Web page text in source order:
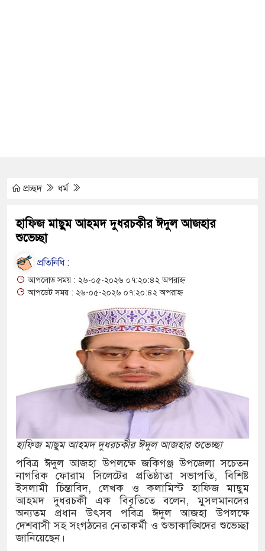
সেনাঘাঁটি ইরান সমর্থিত হুথির নিশানায়,
ইয়ুথ চেঞ্জমেকার্স নেটওয়ার্কের উদ্যোগে
বৃক্ষরোপণ ও চারা বিতরণ কর্মসূচির উদ্বোধন
আক্রান্ত অসহায় রোগীর পাশে পুঠিয়ার এসিল্যান্ড
পরিচয়ে দুইজন আটক, আবারও
‘মতিউর’! সন্দেহজনক চলাফেরায় প্রশ্ন
অনুমোদনহীন দই, মিষ্টি ও ঘি বিক্রেতাকে
বোতল স্ক্যাফসহ নারী মাদক কারবারি গ্রেপ্তার
হওয়া টাকাসহ ২ ছিনতাইকারী গ্রেফতার
দিনব্যাপী উদ্যোক্তা মেলা সমাপ্ত
সবুজ ও নিরাপদ নগরী হিসেবে গড়ে তুলতে
প্রচ্ছদ ধর্ম
হাফিজ মাছুম আহমদ দুধরচকীর ঈদুল আজহার
শুভেচ্ছা
প্রতিনিধি :
আপলোড সময় : ২৬-০৫-২০২৬ ০৭:২০:৪২ অপরাহ্ন
আপডেট সময় : ২৬-০৫-২০২৬ ০৭:২০:৪২ অপরাহ্ন
হাফিজ মাছুম আহমদ দুধরচকীর ঈদুল আজহার শুভেচ্ছা
পবিত্র ঈদুল আজহা উপলক্ষে জকিগঞ্জ উপজেলা সচেতন
নাগরিক ফোরাম সিলেটের প্রতিষ্ঠাতা সভাপতি, বিশিষ্ট
ইসলামী চিন্তাবিদ, লেখক ও কলামিস্ট হাফিজ মাছুম
আহমদ দুধরচকী এক বিবৃতিতে বলেন, মুসলমানদের
অন্যতম প্রধান উৎসব পবিত্র ঈদুল আজহা উপলক্ষে
দেশবাসী সহ সংগঠনের নেতাকর্মী ও শুভাকাঙ্খিদের শুভেচ্ছা
জানিয়েছেন।